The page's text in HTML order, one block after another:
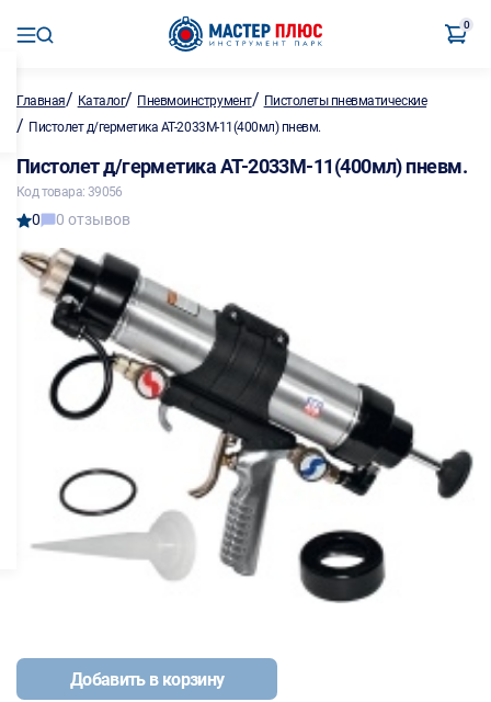
0
Главная/ Каталог/ Пневмоинструмент/ Пистолеты пневматические
/ Пистолет д/герметика АТ-2033М-11(400мл) пневм.
Пистолет д/герметика АТ-2033М-11(400мл) пневм.
Код товара: 39056
0 0 отзывов
Добавить в корзину